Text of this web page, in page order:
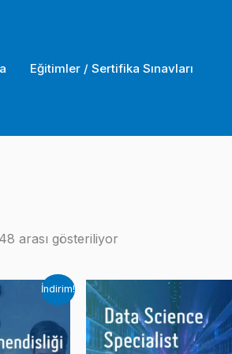
Eğitimler / Sertifika Sınavları
arası gösteriliyor
İndirim!